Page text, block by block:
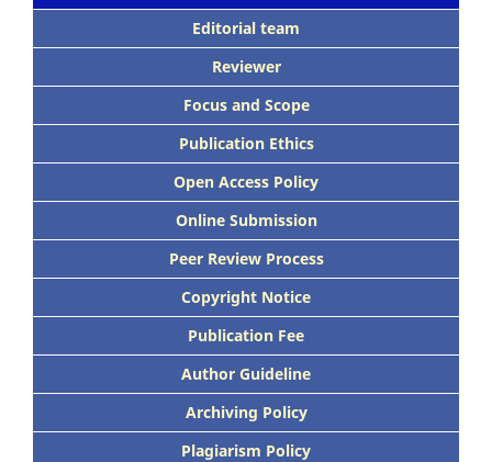
Editorial team
Reviewer
Focus and Scope
Publication Ethics
Open Access Policy
Online Submission
Peer Review Process
Copyright Notice
Publication Fee
Author Guideline
Archiving Policy
Plagiarism Policy